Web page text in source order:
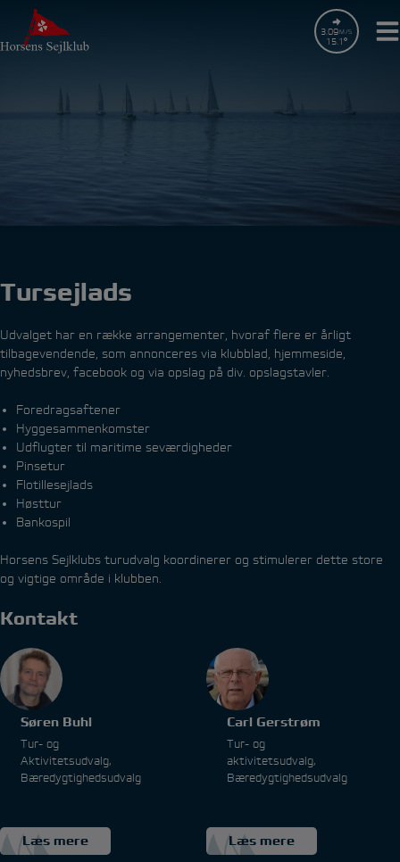
indholdet
3.09M/S
15.1
Tursejlads
Udvalget har en række arrangementer, hvoraf flere er årligt
tilbagevendende, som annonceres via klubblad, hjemmeside,
nyhedsbrev, facebook og via opslag på div. opslagstavler.
Foredragsaftener
Hyggesammenkomster
Udflugter til maritime seværdigheder
Pinsetur
Flotillesejlads
Høsttur
Bankospil
Horsens Sejlklubs turudvalg koordinerer og stimulerer dette store
og vigtige område i klubben.
Kontakt
Søren Buhl
Tur- og
Aktivitetsudvalg,
Bæredygtighedsudvalg
Læs mere
Carl Gerstrøm
Tur- og
aktivitetsudvalg,
Bæredygtighedsudvalg
Læs mere